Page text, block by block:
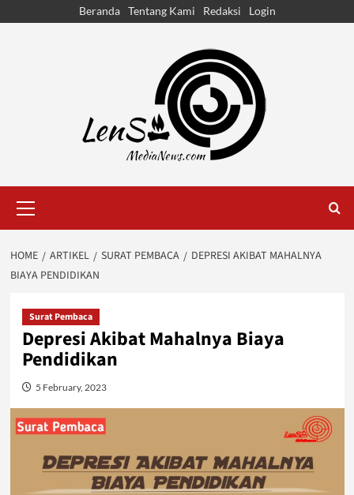
Beranda Tentang Kami Redaksi Login
Menu
HOME ARTIKEL SURAT PEMBACA
DEPRESI AKIBAT MAHALNYA
BIAYA PENDIDIKAN
Surat Pembaca
Depresi Akibat Mahalnya Biaya
Pendidikan
5 February, 2023